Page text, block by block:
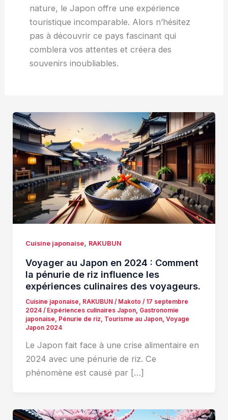
nature, le Japon offre une expérience
touristique incomparable. Alors n’hésitez
pas à découvrir ce pays fascinant qui
comblera vos attentes et créera des
souvenirs inoubliables.
Cuisine japonaise, RAKUBUN
Voyager au Japon en 2024 : Comment
la pénurie de riz influence les
expériences culinaires des voyageurs.
Cuisine japonaise, RAKUBUN / Makoto / 17 septembre
2024 / Expériences culinaires Japon, Gastronomie
japonaise, Pénurie de riz, Tourisme au Japon, Voyage
Japon 2024
Le Japon fait face à une crise alimentaire en
2024 avec une pénurie de riz. Ce
phénomène est causé par […]